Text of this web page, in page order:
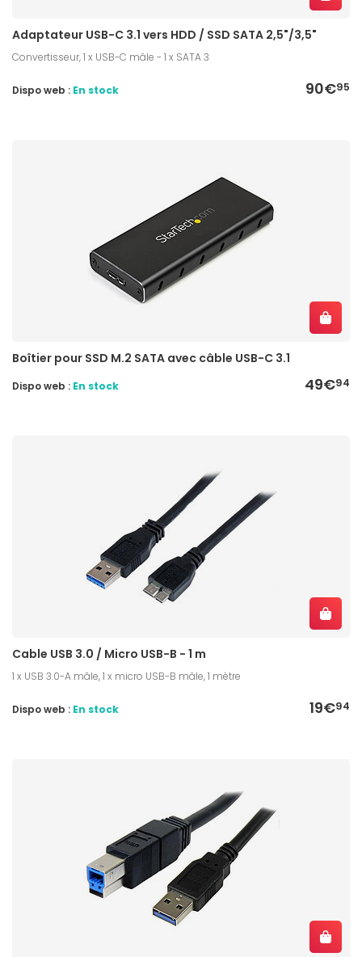
Adaptateur USB-C 3.1 vers HDD / SSD SATA 2,5"/3,5"
Convertisseur, 1 x USB-C mâle - 1 x SATA 3
90€95
Dispo web : En stock
Boîtier pour SSD M.2 SATA avec câble USB-C 3.1
49€94
Dispo web : En stock
Cable USB 3.0 / Micro USB-B - 1 m
1 x USB 3.0-A mâle, 1 x micro USB-B mâle, 1 mètre
19€94
Dispo web : En stock